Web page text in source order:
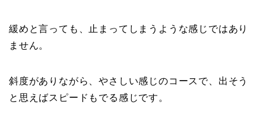
緩めと言っても、止まってしまうような感じではあり
ません。
斜度がありながら、やさしい感じのコースで、出そう
と思えばスピードもでる感じです。